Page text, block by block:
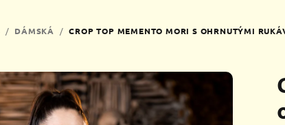
/ DÁMSKÁ / CROP TOP MEMENTO MORI S OHRNUTÝMI